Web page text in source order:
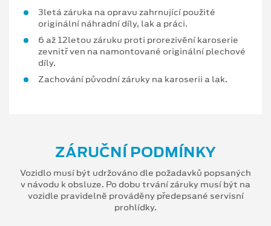
3letá záruka na opravu zahrnující použité
originální náhradní díly, lak a práci.
6 až 12letou záruku proti prorezivění karoserie
zevnitř ven na namontované originální plechové
díly.
Zachování původní záruky na karoserii a lak.
ZÁRUČNÍ PODMÍNKY
Vozidlo musí být udržováno dle požadavků popsaných
v návodu k obsluze. Po dobu trvání záruky musí být na
vozidle pravidelně prováděny předepsané servisní
prohlídky.